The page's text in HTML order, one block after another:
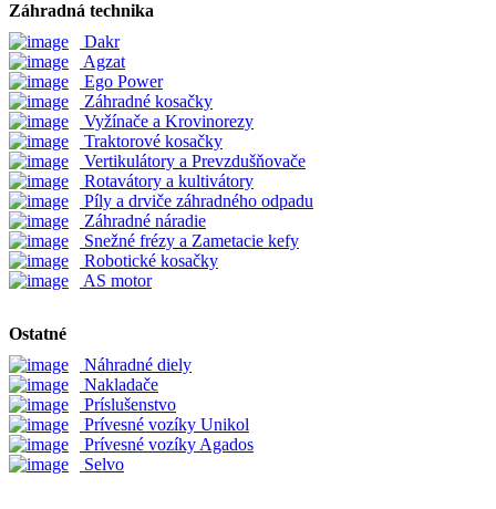
Záhradná technika
Dakr
Agzat
Ego Power
Záhradné kosačky
Vyžínače a Krovinorezy
Traktorové kosačky
Vertikulátory a Prevzdušňovače
Rotavátory a kultivátory
Píly a drviče záhradného odpadu
Záhradné náradie
Snežné frézy a Zametacie kefy
Robotické kosačky
AS motor
Ostatné
Náhradné diely
Nakladače
Príslušenstvo
Prívesné vozíky Unikol
Prívesné vozíky Agados
Selvo